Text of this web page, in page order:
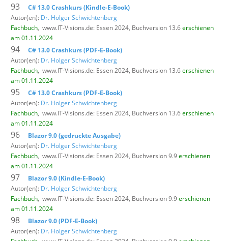
93
C# 13.0 Crashkurs (Kindle-E-Book)
Autor(en): Dr. Holger Schwichtenberg
Fachbuch, www.IT-Visions.de: Essen 2024, Buchversion 13.6erschienen
am 01.11.2024
94
C# 13.0 Crashkurs (PDF-E-Book)
Autor(en): Dr. Holger Schwichtenberg
Fachbuch, www.IT-Visions.de: Essen 2024, Buchversion 13.6erschienen
am 01.11.2024
95
C# 13.0 Crashkurs (PDF-E-Book)
Autor(en): Dr. Holger Schwichtenberg
Fachbuch, www.IT-Visions.de: Essen 2024, Buchversion 13.6erschienen
am 01.11.2024
96
Blazor 9.0 (gedruckte Ausgabe)
Autor(en): Dr. Holger Schwichtenberg
Fachbuch, www.IT-Visions.de: Essen 2024, Buchversion 9.9erschienen
am 01.11.2024
97
Blazor 9.0 (Kindle-E-Book)
Autor(en): Dr. Holger Schwichtenberg
Fachbuch, www.IT-Visions.de: Essen 2024, Buchversion 9.9erschienen
am 01.11.2024
98
Blazor 9.0 (PDF-E-Book)
Autor(en): Dr. Holger Schwichtenberg